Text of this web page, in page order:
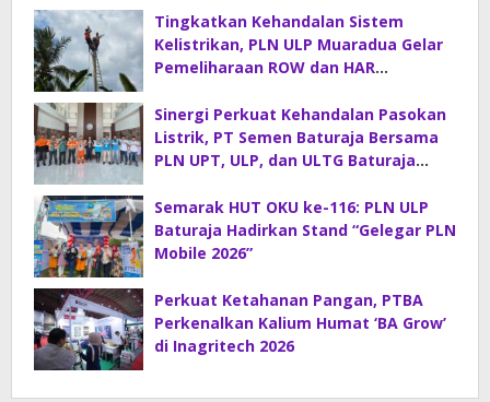
Tingkatkan Kehandalan Sistem
Kelistrikan, PLN ULP Muaradua Gelar
Pemeliharaan ROW dan HAR
Sinergi Perkuat Kehandalan Pasokan
Listrik, PT Semen Baturaja Bersama
PLN UPT, ULP, dan ULTG Baturaja
Semarak HUT OKU ke-116: PLN ULP
Baturaja Hadirkan Stand “Gelegar PLN
Mobile 2026”
Perkuat Ketahanan Pangan, PTBA
Perkenalkan Kalium Humat ‘BA Grow’
di Inagritech 2026